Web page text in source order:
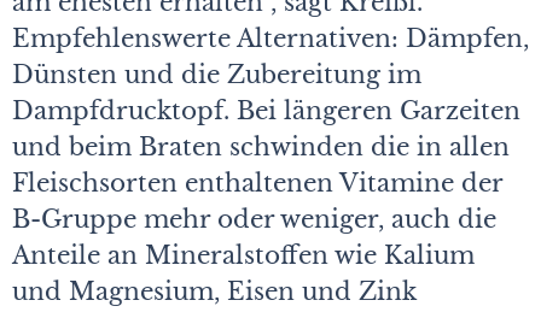
Empfehlenswerte Alternativen: Dämpfen,
Dünsten und die Zubereitung im
Dampfdrucktopf. Bei längeren Garzeiten
und beim Braten schwinden die in allen
Fleischsorten enthaltenen Vitamine der
B-Gruppe mehr oder weniger, auch die
Anteile an Mineralstoffen wie Kalium
und Magnesium, Eisen und Zink